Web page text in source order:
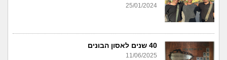
25/01/2024
40 שנים לאסון הבונים
11/06/2025